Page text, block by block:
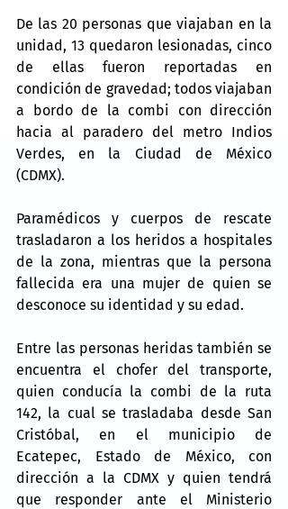
De las 20 personas que viajaban en la
unidad, 13 quedaron lesionadas, cinco
de ellas fueron reportadas en
condición de gravedad; todos viajaban
a bordo de la combi con dirección
hacia al paradero del metro Indios
Verdes, en la Ciudad de México
(CDMX).
Paramédicos y cuerpos de rescate
trasladaron a los heridos a hospitales
de la zona, mientras que la persona
fallecida era una mujer de quien se
desconoce su identidad y su edad.
Entre las personas heridas también se
encuentra el chofer del transporte,
quien conducía la combi de la ruta
142, la cual se trasladaba desde San
Cristóbal, en el municipio de
Ecatepec, Estado de México, con
dirección a la CDMX y quien tendrá
que responder ante el Ministerio